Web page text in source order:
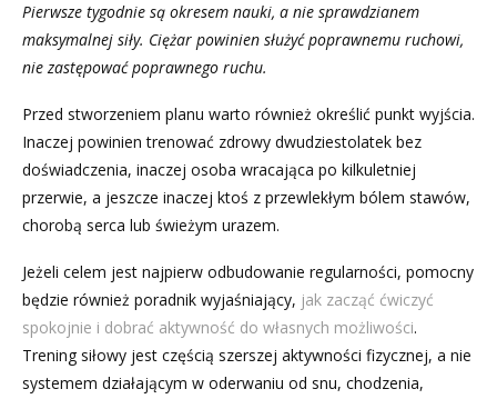
Pierwsze tygodnie są okresem nauki, a nie sprawdzianem
maksymalnej siły. Ciężar powinien służyć poprawnemu ruchowi,
nie zastępować poprawnego ruchu.
Przed stworzeniem planu warto również określić punkt wyjścia.
Inaczej powinien trenować zdrowy dwudziestolatek bez
doświadczenia, inaczej osoba wracająca po kilkuletniej
przerwie, a jeszcze inaczej ktoś z przewlekłym bólem stawów,
chorobą serca lub świeżym urazem.
Jeżeli celem jest najpierw odbudowanie regularności, pomocny
będzie również poradnik wyjaśniający, jak zacząć ćwiczyć
spokojnie i dobrać aktywność do własnych możliwości.
Trening siłowy jest częścią szerszej aktywności fizycznej, a nie
systemem działającym w oderwaniu od snu, chodzenia,